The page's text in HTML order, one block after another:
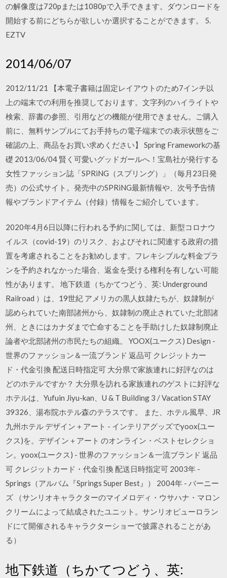
の解像度は720pまたは1080pで入手できます。ダウンロードを
開始する前にどちらが欲しいか選択することができます。 5.
EZTV
2014/06/07
2012/11/21 【本電子書籍は固定レイアウトのため7インチ以
上の端末での利用を推奨しております。文字列のハイライトや
検索、辞書の参照、引用などの機能が使用できません。ご購入
前に、無料サンプルにてお手持ちの電子端末での表示状態をご
確認の上、商品をお買い求めください】 Spring Frameworkの基
礎 2013/06/04 賢く可愛いグッドガールへ！宝島社が発行する
女性ファッション誌「SPRiNG（スプリング）」（毎月23日発
売）の公式サイト。発売中のSPRiNG最新情報や、次号予告情
報やブランドアイテム（付録）情報をご紹介しています。
2020年4月6日以降に行われる予約に関しては、新型コロナウ
イルス（covid-19）のリスク、およびそれに関連する政府の措
置を考慮されることをお勧めします。フレキシブルな料金プラ
ンを予約されなかった場合、返金を受ける権利を有しない可能
性があります。 地下鉄道（ちかてつどう、英: Underground
Railroad ）は、19世紀 アメリカの黒人奴隷たちが、奴隷制が
認められていた南部諸州から、奴隷制の廃止されていた北部諸
州、ときにはカナダまで亡命することを手助けした奴隷制廃止
論者や北部諸州の市民たちの組織。 YOOX(ユークス) Design -
世界のファッション＆一流ブランド 返品可 クレジットカー
ド・代金引換 配送日時指定可 大分県で家族連れに好評なのは
どのホテルですか？ 大分県を訪れる家族連れのゲストに好評な
ホテルは、Yufuin Jiyu-kan、U & T Building 3 / Vacation STAY
39326、湯布院ホテル森のテラスです。 また、ホテル風早、JR
九州ホテル デザイン＋アート - インテリアグッズでyoox(ユー
クス)を。デザイン＋アート のオンライン・ベストセレクショ
ン。yoox(ユークス) - 世界のファッション＆一流ブランド 返品
可 クレジットカード・代金引換 配送日時指定可 2003年 -
Springs（アルバム『Springs Super Best』） 2004年 - バーニー
ズ （サンリオキャラクターのマイメロディ・ウサハナ・マロン
クリームによって結成されたユニット。サンリオピューロラン
ドにて開催されるキャラクターショーで披露されることがあ
る）
地下鉄道（ちかてつどう、英: